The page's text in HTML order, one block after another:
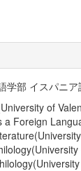
学部 イスパニ
of
a Foreign